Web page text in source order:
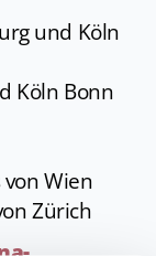
und Köln
Köln Bonn
von Wien
Zürich